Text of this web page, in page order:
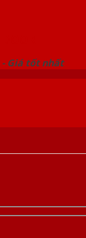
- Giá tốt nhất